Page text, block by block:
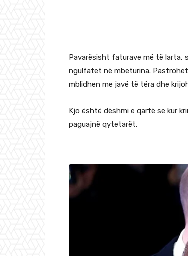
Pavarësisht faturave më të larta,
ngulfatet në mbeturina.
mblidhen me javë të tëra dhe
Kjo është dëshmi e qartë se kur
paguajnë qytetarët.